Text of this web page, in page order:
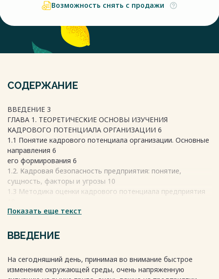
Возможность снять с продажи
СОДЕРЖАНИЕ
ВВЕДЕНИЕ 3
ГЛАВА 1. ТЕОРЕТИЧЕСКИЕ ОСНОВЫ ИЗУЧЕНИЯ
КАДРОВОГО ПОТЕНЦИАЛА ОРГАНИЗАЦИИ 6
1.1 Понятие кадрового потенциала организации. Основные
направления 6
его формирования 6
1.2. Кадровая безопасность предприятия: понятие,
сущность, факторы и угрозы 10
1.3 Методика оценки кадрового потенциала предприятия
ГЛАВА 2. АНАЛИЗ КАДРОВОГО ПОТЕНЦИАЛА ООО «СКАЛА»
2.1 Организационно-экономическая характеристика
предприятия 26
2.3 Анализ и оценка текущего кадрового потенциала
предприятия 39
Показать еще текст
ВВЕДЕНИЕ
На сегодняшний день, принимая во внимание быстрое
изменение окружающей среды, очень напряженную